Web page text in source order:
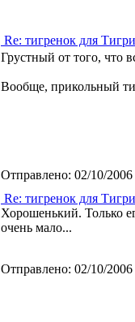
Re: тигренок для
Грустный от того, что
Вообще, прикольный
Отправлено: 02/10/
Re: тигренок для
Хорошенький. Только
очень мало...
Отправлено: 02/10/